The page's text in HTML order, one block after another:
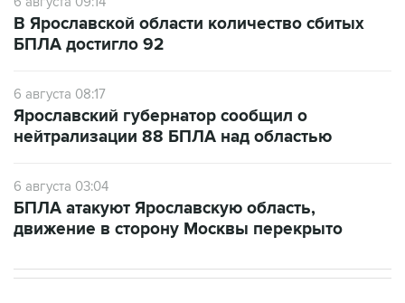
В Ярославской области количество сбитых
БПЛА достигло 92
6 августа 08:17
Ярославский губернатор сообщил о
нейтрализации 88 БПЛА над областью
6 августа 03:04
БПЛА атакуют Ярославскую область,
движение в сторону Москвы перекрыто